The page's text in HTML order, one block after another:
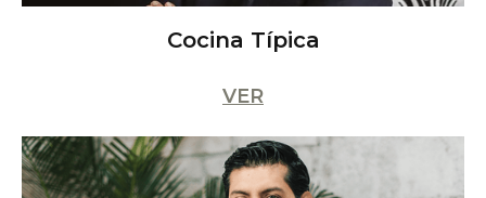
Cocina Típica
VER